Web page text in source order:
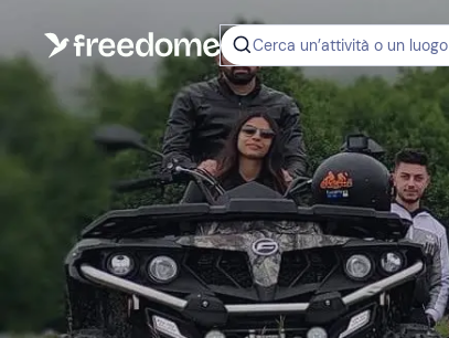
Cerca un’attività o un luogo